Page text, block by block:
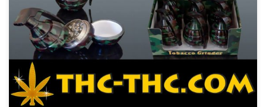
Spokojnie to tylko młynek do mielenia ziół i marihuany w […]